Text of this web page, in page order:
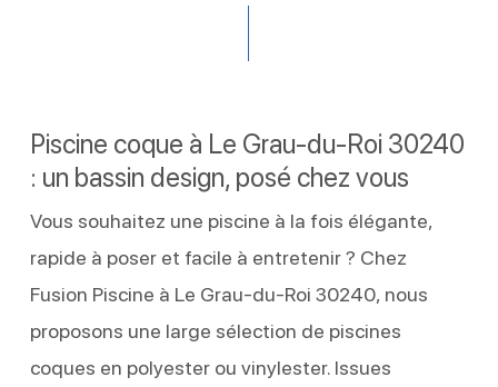
Piscine coque à Le Grau-du-Roi 30240
: un bassin design, posé chez vous
Vous souhaitez une piscine à la fois élégante,
rapide à poser et facile à entretenir ? Chez
Fusion Piscine à Le Grau-du-Roi 30240, nous
proposons une large sélection de piscines
coques en polyester ou vinylester. Issues